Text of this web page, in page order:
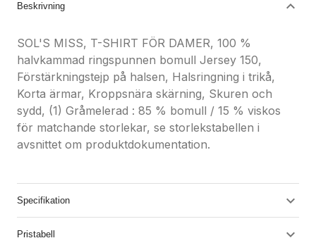
Beskrivning
SOL'S MISS, T-SHIRT FÖR DAMER, 100 %
halvkammad ringspunnen bomull Jersey 150,
Förstärkningstejp på halsen, Halsringning i trikå,
Korta ärmar, Kroppsnära skärning, Skuren och
sydd, (1) Gråmelerad : 85 % bomull / 15 % viskos
för matchande storlekar, se storlekstabellen i
avsnittet om produktdokumentation.
Specifikation
Pristabell